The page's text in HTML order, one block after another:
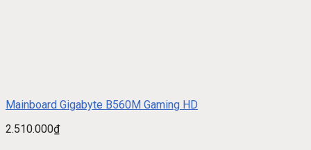
Mainboard Gigabyte B560M Gaming HD
2.510.000₫